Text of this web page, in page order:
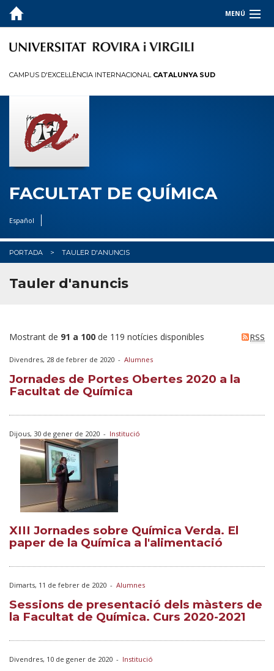
MENÚ
LA FACULTAT
QUALITAT
INFORMACIÓ PER A
R+D+I
CAMPUS D'EXCEL·LÈNCIA INTERNACIONAL CATALUNYA SUD
FACULTAT DE QUÍMICA
Español
PORTADA TAULER D'ANUNCIS
Tauler d'anuncis
RSS
Mostrant de 91 a 100 de 119 notícies disponibles
Divendres, 28 de febrer de 2020 - Alumnes
Jornades de Portes Obertes 2020 a la
Facultat de Química
Dijous, 30 de gener de 2020 - Institució
XIII Jornades sobre Química Verda. El
paper de la Química a l'alimentació
Dimarts, 11 de febrer de 2020 - Alumnes
Sessions de presentació dels màsters de
la Facultat de Química. Curs 2020-2021
Divendres, 10 de gener de 2020 - Institució